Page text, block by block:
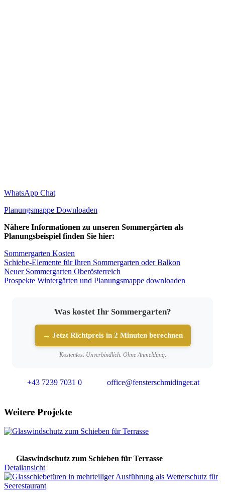
WhatsApp Chat
Planungsmappe Downloaden
Nähere Informationen zu unseren Sommergärten als
Planungsbeispiel finden Sie hier:
Sommergarten Kosten
Schiebe-Elemente für Ihren Sommergarten oder Balkon
Neuer Sommergarten Oberösterreich
Prospekte Wintergärten und Planungsmappe downloaden
Was kostet Ihr Sommergarten?
→ Jetzt Richtpreis in 2 Minuten berechnen
Kostenlos. Unverbindlich. Ohne Anmeldung.
+43 7239 7031 0 office@fensterschmidinger.at
Weitere Projekte
Glaswindschutz zum Schieben für Terrasse
Detailansicht